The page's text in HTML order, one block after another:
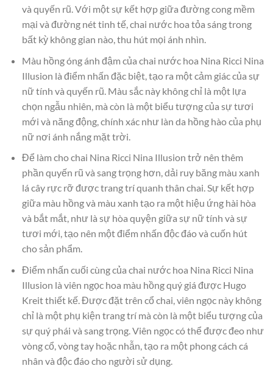
và quyến rũ. Với một sự kết hợp giữa đường cong mềm
mại và đường nét tinh tế, chai nước hoa tỏa sáng trong
bất kỳ không gian nào, thu hút mọi ánh nhìn.
Màu hồng óng ánh đậm của chai nước hoa Nina Ricci Nina
Illusion là điểm nhấn đặc biệt, tạo ra một cảm giác của sự
nữ tính và quyến rũ. Màu sắc này không chỉ là một lựa
chọn ngẫu nhiên, mà còn là một biểu tượng của sự tươi
mới và năng động, chính xác như làn da hồng hào của phụ
nữ nơi ánh nắng mặt trời.
Để làm cho chai Nina Ricci Nina Illusion trở nên thêm
phần quyến rũ và sang trọng hơn, dải ruy băng màu xanh
lá cây rực rỡ được trang trí quanh thân chai. Sự kết hợp
giữa màu hồng và màu xanh tạo ra một hiệu ứng hài hòa
và bắt mắt, như là sự hòa quyện giữa sự nữ tính và sự
tươi mới, tạo nên một điểm nhấn độc đáo và cuốn hút
cho sản phẩm.
Điểm nhấn cuối cùng của chai nước hoa Nina Ricci Nina
Illusion là viên ngọc hoa màu hồng quý giá được Hugo
Kreit thiết kế. Được đặt trên cổ chai, viên ngọc này không
chỉ là một phụ kiện trang trí mà còn là một biểu tượng của
sự quý phái và sang trọng. Viên ngọc có thể được đeo như
vòng cổ, vòng tay hoặc nhẫn, tạo ra một phong cách cá
nhân và độc đáo cho người sử dụng.